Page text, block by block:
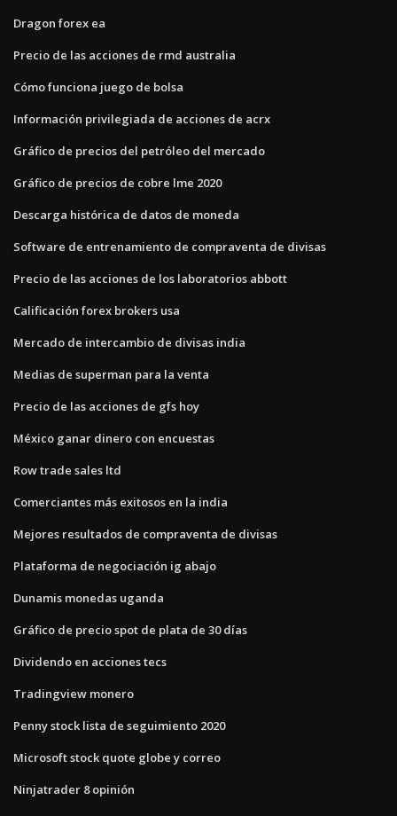
Dragon forex ea
Precio de las acciones de rmd australia
Cómo funciona juego de bolsa
Información privilegiada de acciones de acrx
Gráfico de precios del petróleo del mercado
Gráfico de precios de cobre lme 2020
Descarga histórica de datos de moneda
Software de entrenamiento de compraventa de divisas
Precio de las acciones de los laboratorios abbott
Calificación forex brokers usa
Mercado de intercambio de divisas india
Medias de superman para la venta
Precio de las acciones de gfs hoy
México ganar dinero con encuestas
Row trade sales ltd
Comerciantes más exitosos en la india
Mejores resultados de compraventa de divisas
Plataforma de negociación ig abajo
Dunamis monedas uganda
Gráfico de precio spot de plata de 30 días
Dividendo en acciones tecs
Tradingview monero
Penny stock lista de seguimiento 2020
Microsoft stock quote globe y correo
Ninjatrader 8 opinión